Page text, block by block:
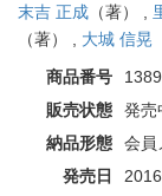
末吉 正成 （著） ,
（著） , 大城 信晃
商品番号
販売状態
発売
納品形態
会員
発売日